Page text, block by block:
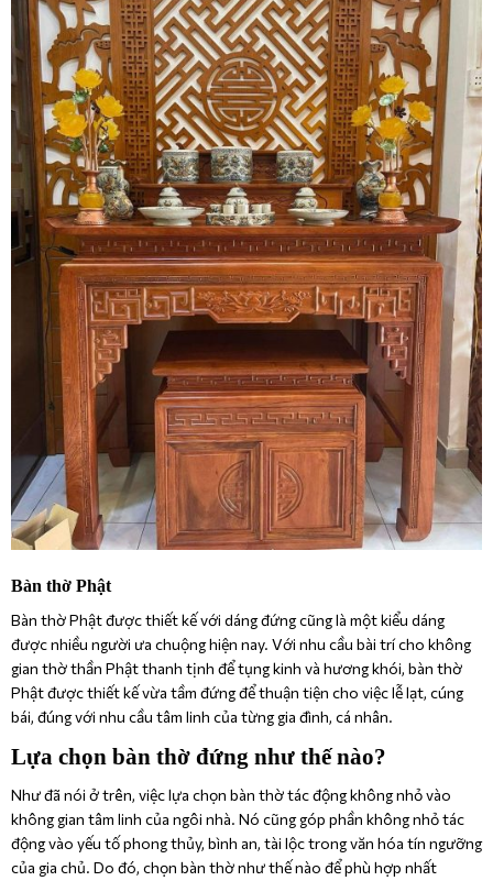
Bàn thờ Phật
Bàn thờ Phật được thiết kế với dáng đứng cũng là một kiểu dáng
được nhiều người ưa chuộng hiện nay. Với nhu cầu bài trí cho không
gian thờ thần Phật thanh tịnh để tụng kinh và hương khói, bàn thờ
Phật được thiết kế vừa tầm đứng để thuận tiện cho việc lễ lạt, cúng
bái, đúng với nhu cầu tâm linh của từng gia đình, cá nhân.
Lựa chọn bàn thờ đứng như thế nào?
Như đã nói ở trên, việc lựa chọn bàn thờ tác động không nhỏ vào
không gian tâm linh của ngôi nhà. Nó cũng góp phần không nhỏ tác
động vào yếu tố phong thủy, bình an, tài lộc trong văn hóa tín ngưỡng
của gia chủ. Do đó, chọn bàn thờ như thế nào để phù hợp nhất